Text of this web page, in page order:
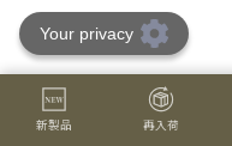
新製品 再入荷